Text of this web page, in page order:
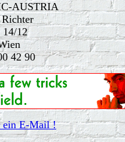
AUSTRIA
14/12
42 90
ein E-Mail !